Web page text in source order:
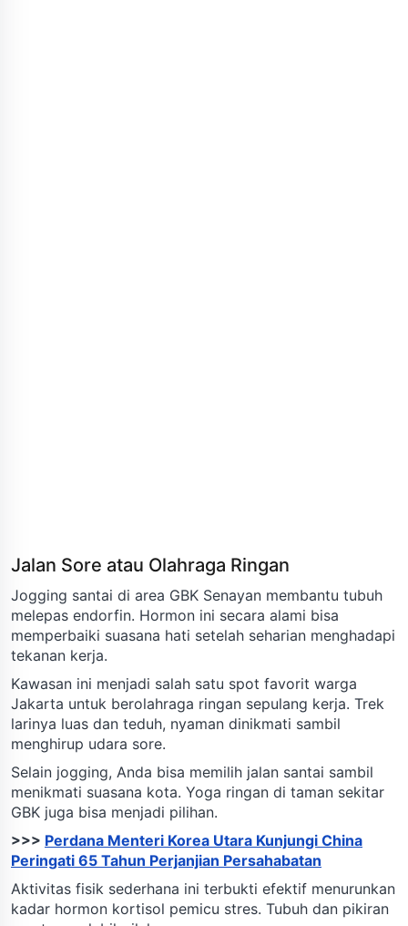
Jalan Sore atau Olahraga Ringan
Jogging santai di area GBK Senayan membantu tubuh
melepas endorfin. Hormon ini secara alami bisa
memperbaiki suasana hati setelah seharian menghadapi
tekanan kerja.
Kawasan ini menjadi salah satu spot favorit warga
Jakarta untuk berolahraga ringan sepulang kerja. Trek
larinya luas dan teduh, nyaman dinikmati sambil
menghirup udara sore.
Selain jogging, Anda bisa memilih jalan santai sambil
menikmati suasana kota. Yoga ringan di taman sekitar
GBK juga bisa menjadi pilihan.
>>> Perdana Menteri Korea Utara Kunjungi China
Peringati 65 Tahun Perjanjian Persahabatan
Aktivitas fisik sederhana ini terbukti efektif menurunkan
kadar hormon kortisol pemicu stres. Tubuh dan pikiran